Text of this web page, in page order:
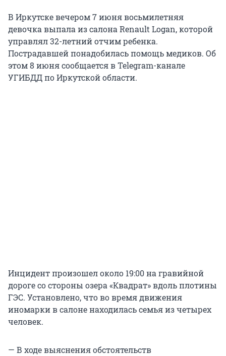
В Иркутске вечером 7 июня восьмилетняя
девочка выпала из салона Renault Logan, которой
управлял 32-летний отчим ребенка.
Пострадавшей понадобилась помощь медиков. Об
этом 8 июня сообщается в Telegram-канале
УГИБДД по Иркутской области.
Инцидент произошел около 19:00 на гравийной
дороге со стороны озера «Квадрат» вдоль плотины
ГЭС. Установлено, что во время движения
иномарки в салоне находилась семья из четырех
человек.
­— В ходе выяснения обстоятельств